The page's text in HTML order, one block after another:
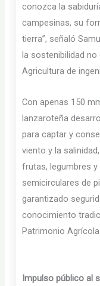
conozca la
campesinas, su
tierra”, señaló
la sostenibilidad no
Agricultura de
Con apenas 150
lanzaroteña
para captar y
viento y la
frutas, legumbres
semicirculares de
garantizado
conocimiento
Patrimonio
Impulso público al